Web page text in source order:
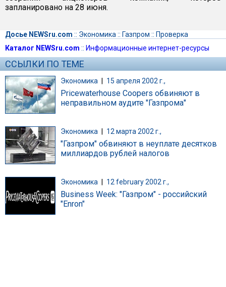
запланировано на 28 июня.
Досье NEWSru.com :: Экономика :: Газпром :: Проверка
Каталог NEWSru.com :: Информационные интернет-ресурсы
ССЫЛКИ ПО ТЕМЕ
Экономика | 15 апреля 2002 г.,
Pricewaterhouse Coopers обвиняют в
неправильном аудите "Газпрома"
Экономика 12 марта 2002 г.,
"Газпром" обвиняют в неуплате десятков
миллиардов рублей налогов
Экономика 12 february 2002 г.,
Business Week: "Газпром" - российский
"Enron"